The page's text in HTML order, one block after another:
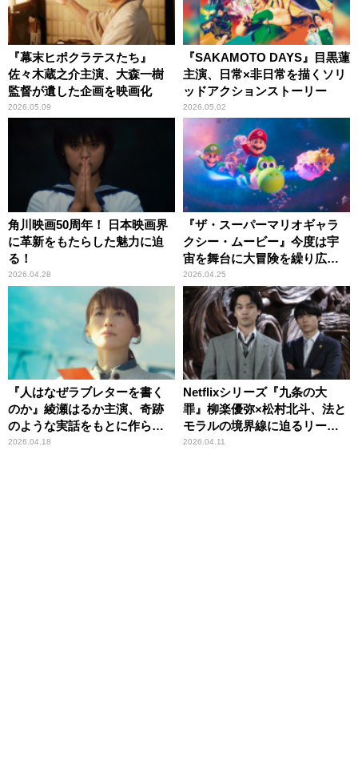
『幕末ヒポクラテスたち』
佐々木蔵之介主演、大森一樹
監督が遺した企画を映画化
2026.05.09
『SAKAMOTO DAYS』目黒蓮
主演、日常×非日常を描くソリ
ッドアクションストーリー
2026.05.02
角川映画50周年！ 日本映画界
に革新をもたらした魅力に迫
る！
2026.04.28
『ザ・スーパーマリオギャラ
クシー・ムービー』今度は宇
宙を舞台に大冒険を繰り広げ
る！
2026.04.25
『人はなぜラブレターを書く
のか』綾瀬はるか主演、奇跡
のような実話をもとに作られ
た感動作
2026.04.18
Netflixシリーズ『九条の大
罪』柳楽優弥×松村北斗、法と
モラルの境界線に迫るリーガ
ル・サスペンス
2026.04.11